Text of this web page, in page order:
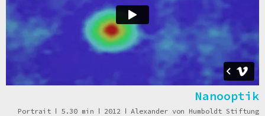
Nanooptik
Portrait ǀ 5.30 min ǀ 2012 ǀ Alexander von Humboldt Stiftung